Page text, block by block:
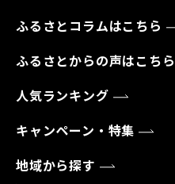
ふるさとコラムはこちら
ふるさとからの声はこちら
人気ランキング
キャンペーン・特集
地域から探す